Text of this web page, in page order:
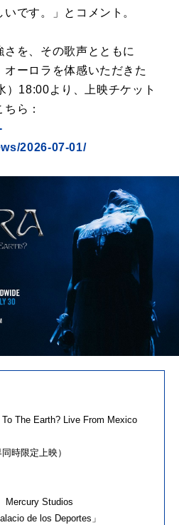
です。」とコメント。
を、その歌声とともに
ーロラを体感いただきた
）18:00より、上映チケット
ら：
2026-07-01/
The Earth? Live From Mexico
時限定上映）
Mercury Studios
de los Deportes」